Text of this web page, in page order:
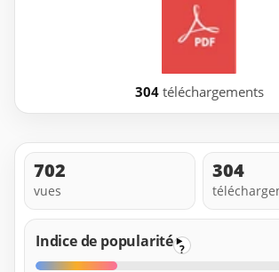
304téléchargements
702
vues
304
Indice de popularité ?